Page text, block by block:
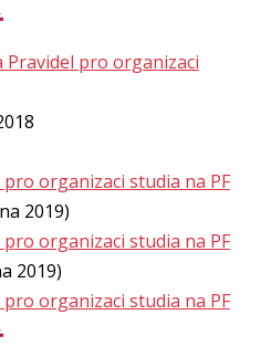
Pravidel pro organizaci
organizaci studia na PF
2019)
organizaci studia na PF
2019)
organizaci studia na PF